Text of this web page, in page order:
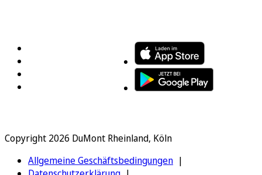
Copyright 2026 DuMont Rheinland, Köln
Allgemeine Geschäftsbedingungen